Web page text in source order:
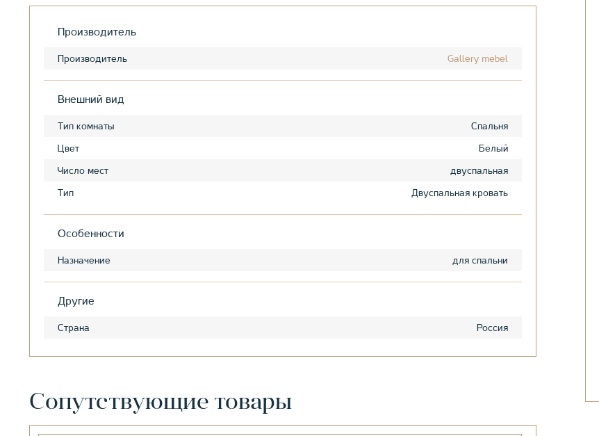
Производитель
Производитель Gallery mebel
Внешний вид
Тип комнаты
Спальня
Цвет
Белый
Число мест
двуспальная
Тип
Двуспальная кровать
Особенности
Назначение для спальни
Другие
Страна Россия
Сопутствующие товары